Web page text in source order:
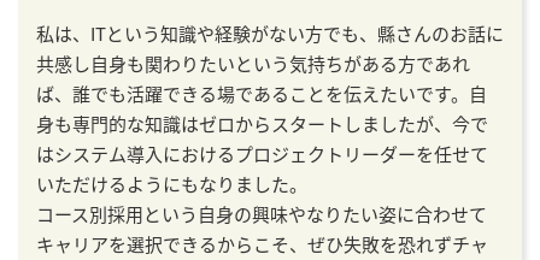
私は、ITという知識や経験がない方でも、縣さんのお話に
共感し自身も関わりたいという気持ちがある方であれ
ば、誰でも活躍できる場であることを伝えたいです。自
身も専門的な知識はゼロからスタートしましたが、今で
はシステム導入におけるプロジェクトリーダーを任せて
いただけるようにもなりました。
コース別採用という自身の興味やなりたい姿に合わせて
キャリアを選択できるからこそ、ぜひ失敗を恐れずチャ